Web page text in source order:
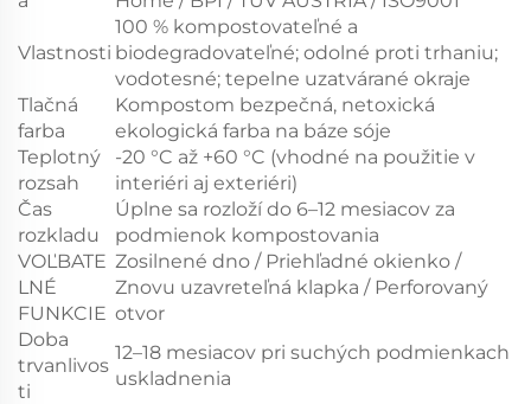
Vlastnosti
100 % kompostovateľné a
biodegradovateľné; odolné proti trhaniu;
vodotesné; tepelne uzatvárané okraje
Tlačná
farba
Kompostom bezpečná, netoxická
ekologická farba na báze sóje
Teplotný
rozsah
-20 °C až +60 °C (vhodné na použitie v
interiéri aj exteriéri)
Čas
rozkladu
Úplne sa rozloží do 6–12 mesiacov za
podmienok kompostovania
VOĽBATE
LNÉ
FUNKCIE
Zosilnené dno / Priehľadné okienko /
Znovu uzavreteľná klapka / Perforovaný
otvor
Doba
trvanlivos
ti
12–18 mesiacov pri suchých podmienkach
uskladnenia